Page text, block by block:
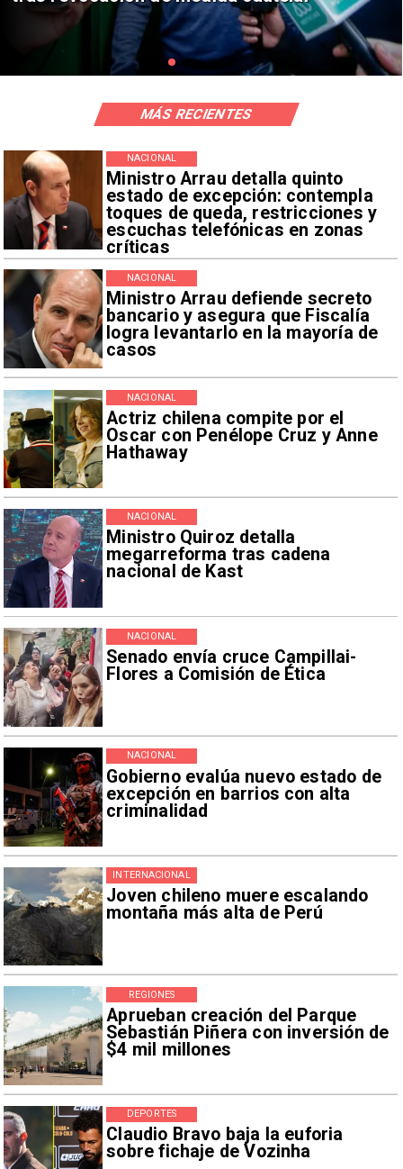
Ministro Arrau detalla quinto
estado de excepción: contempla
toques de queda, restricciones y
escuchas telefónicas en zonas
críticas
NACIONAL
Ministro Arrau defiende secreto
bancario y asegura que Fiscalía
logra levantarlo en la mayoría de
casos
NACIONAL
Actriz chilena compite por el
Oscar con Penélope Cruz y Anne
Hathaway
NACIONAL
Ministro Quiroz detalla
megarreforma tras cadena
nacional de Kast
NACIONAL
Senado envía cruce Campillai-
Flores a Comisión de Ética
NACIONAL
Gobierno evalúa nuevo estado de
excepción en barrios con alta
criminalidad
NACIONAL
Joven chileno muere escalando
montaña más alta de Perú
INTERNACIONAL
Aprueban creación del Parque
Sebastián Piñera con inversión de
$4 mil millones
REGIONES
Claudio Bravo baja la euforia
sobre fichaje de Vozinha
DEPORTES
MÁS RECIENTES